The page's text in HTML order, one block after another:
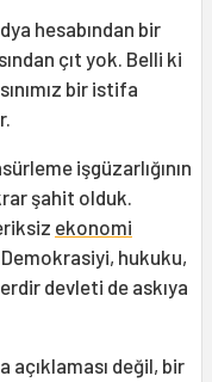
hesabından bir
çıt yok. Belli ki
bir istifa
işgüzarlığının
şahit olduk.
ekonomi
Demokrasiyi, hukuku,
devleti de askıya
açıklaması değil, bir